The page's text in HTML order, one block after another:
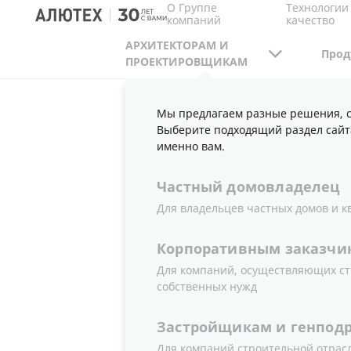
О Группе
компаний качество
АРХИТЕКТОРАМ И
ПРОЕКТИРОВЩИКАМ
Мы предлагаем разные решения,
Выберите подходящий раздел
именно вам.
Частный домовладелец
Для владельцев частных домов и
Корпоративным
Для компаний, осуществляющих
собственных нужд
Застройщикам и
АРХИТЕКТОРАМ И ПРОЕКТИРОВЩИКАМ
ДВЕРЬ